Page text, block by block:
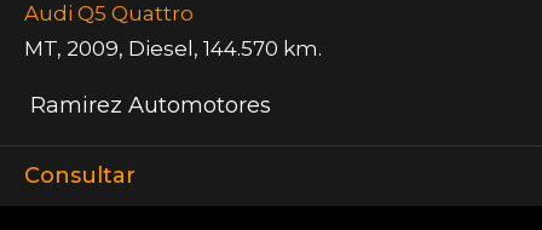
Audi Q5 Quattro
MT, 2009, Diesel , 144.570 km.
Ramirez Automotores
Consultar